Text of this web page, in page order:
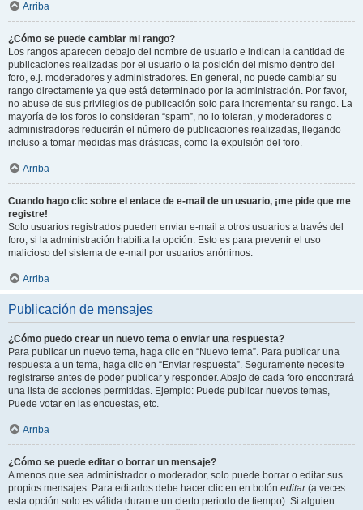
Arriba
¿Cómo se puede cambiar mi rango?
Los rangos aparecen debajo del nombre de usuario e indican la cantidad de
publicaciones realizadas por el usuario o la posición del mismo dentro del
foro, e.j. moderadores y administradores. En general, no puede cambiar su
rango directamente ya que está determinado por la administración. Por favor,
no abuse de sus privilegios de publicación solo para incrementar su rango. La
mayoría de los foros lo consideran “spam”, no lo toleran, y moderadores o
administradores reducirán el número de publicaciones realizadas, llegando
incluso a tomar medidas mas drásticas, como la expulsión del foro.
Arriba
Cuando hago clic sobre el enlace de e-mail de un usuario, ¡me pide que me
registre!
Solo usuarios registrados pueden enviar e-mail a otros usuarios a través del
foro, si la administración habilita la opción. Esto es para prevenir el uso
malicioso del sistema de e-mail por usuarios anónimos.
Arriba
Publicación de mensajes
¿Cómo puedo crear un nuevo tema o enviar una respuesta?
Para publicar un nuevo tema, haga clic en “Nuevo tema”. Para publicar una
respuesta a un tema, haga clic en “Enviar respuesta”. Seguramente necesite
registrarse antes de poder publicar y responder. Abajo de cada foro encontrará
una lista de acciones permitidas. Ejemplo: Puede publicar nuevos temas,
Puede votar en las encuestas, etc.
Arriba
¿Cómo se puede editar o borrar un mensaje?
A menos que sea administrador o moderador, solo puede borrar o editar sus
propios mensajes. Para editarlos debe hacer clic en en botón editar(a veces
esta opción solo es válida durante un cierto periodo de tiempo). Si alguien